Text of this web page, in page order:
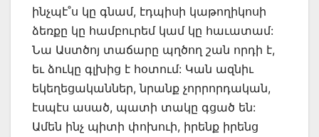
ինչպէ˚ս կը գնամ, էդպիսի կաթողիկոսի
ձեռքը կը համբուրեմ կամ կը հաւատամ:
Նա Աստծոյ տաճարը պղծող շան որդի է,
եւ ձուկը գլխից է հօտում: Կան ազնիւ
եկեղեցականներ, նրանք չորրորդական,
էսպէս ասած, պատի տակը գցած են:
Ամեն ինչ պիտի փոխուի, իրենք իրենց